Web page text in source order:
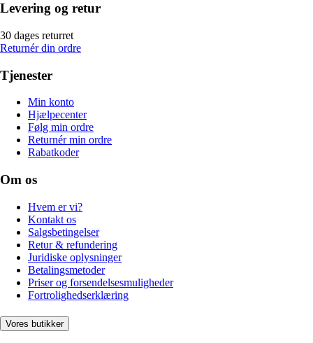
Levering og retur
30 dages returret
Returnér din ordre
Tjenester
Min konto
Hjælpecenter
Følg min ordre
Returnér min ordre
Rabatkoder
Om os
Hvem er vi?
Kontakt os
Salgsbetingelser
Retur & refundering
Juridiske oplysninger
Betalingsmetoder
Priser og forsendelsesmuligheder
Fortrolighedserklæring
Vores butikker